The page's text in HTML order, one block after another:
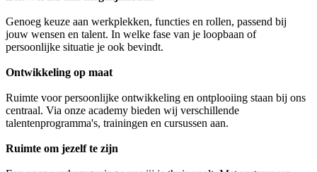
Genoeg keuze aan werkplekken, functies en rollen, passend bij
jouw wensen en talent. In welke fase van je loopbaan of
persoonlijke situatie je ook bevindt.
Ontwikkeling op maat
Ruimte voor persoonlijke ontwikkeling en ontplooiing staan bij ons
centraal. Via onze academy bieden wij verschillende
talentenprogramma's, trainingen en cursussen aan.
Ruimte om jezelf te zijn